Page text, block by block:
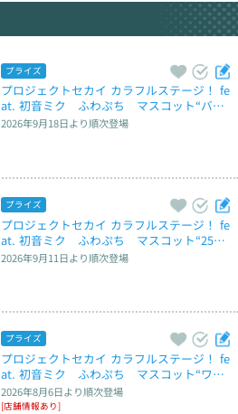
プライズ
プロジェクトセカイ カラフルステージ！ fe
at. 初音ミク　ふわぷち　マスコット“バー
チャル・シンガー” ～Brand New World～
2026年9月18日より順次登場
プライズ
プロジェクトセカイ カラフルステージ！ fe
at. 初音ミク　ふわぷち　マスコット“25
時、ナイトコードで。” ～Brand New Worl
2026年9月11日より順次登場
プライズ
プロジェクトセカイ カラフルステージ！ fe
at. 初音ミク　ふわぷち　マスコット“ワン
ダーランズ× ショウタイム”～Brand New
World～
2026年8月6日より順次登場
[店舗情報あり]